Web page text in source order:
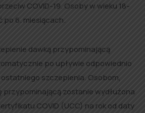
COVID-19. Osoby w wieku 18-
po 6. miesiącach.
dawką przypominającą
po upływie odpowiednio
szczepienia. Osobom,
przypominającą zostanie wydłużona
COVID (UCC) na rok od daty